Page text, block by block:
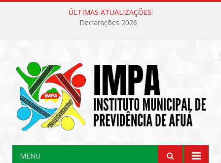
ÚLTIMAS ATUALIZAÇÕES:
Declarações 2026
MENU